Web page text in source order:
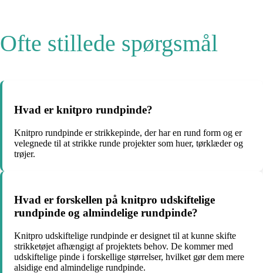
Ofte stillede spørgsmål
Hvad er knitpro rundpinde?
Knitpro rundpinde er strikkepinde, der har en rund form og er
velegnede til at strikke runde projekter som huer, tørklæder og
trøjer.
Hvad er forskellen på knitpro udskiftelige
rundpinde og almindelige rundpinde?
Knitpro udskiftelige rundpinde er designet til at kunne skifte
strikketøjet afhængigt af projektets behov. De kommer med
udskiftelige pinde i forskellige størrelser, hvilket gør dem mere
alsidige end almindelige rundpinde.